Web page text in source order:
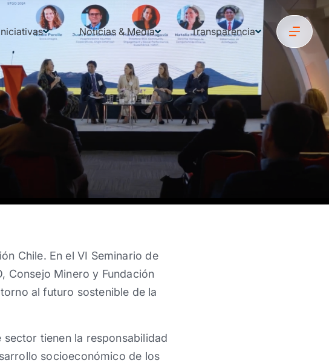
Noticias & Media Transparencia
Chile. En el VI Seminario de
Consejo Minero y Fundación
al futuro sostenible de la
tienen la responsabilidad
socioeconómico de los